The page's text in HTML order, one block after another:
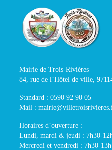
Mairie de Trois-Rivières
84, rue de l’Hôtel de ville,
Standard : 0590 92 90 05
Mail :
Horaires d’ouverture :
Lundi, mardi & jeudi : 7h30-
Mercredi et vendredi : 7h30-13h